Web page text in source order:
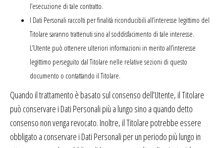
l’esecuzione di tale contratto.
I Dati Personali raccolti per finalità riconducibili all’interesse legittimo del
Titolare saranno trattenuti sino al soddisfacimento di tale interesse.
L’Utente può ottenere ulteriori informazioni in merito all’interesse
legittimo perseguito dal Titolare nelle relative sezioni di questo
documento o contattando il Titolare.
Quando il trattamento è basato sul consenso dell’Utente, il Titolare
può conservare i Dati Personali più a lungo sino a quando detto
consenso non venga revocato. Inoltre, il Titolare potrebbe essere
obbligato a conservare i Dati Personali per un periodo più lungo in